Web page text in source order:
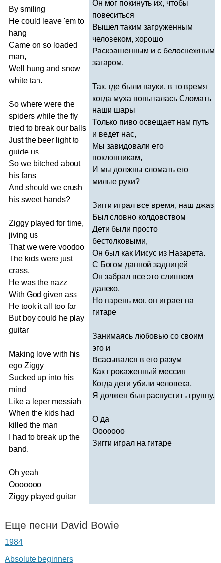
By smiling
He could leave 'em to
hang
Came on so loaded
man,
Well
hung and snow
white tan.
So where were the
spiders while the fly
tried to break our balls
Just the beer light to
guide us,
So we bitched about
his fans
And should we crush
his sweet hands?
Ziggy played for time,
jiving us
That we were voodoo
The kids were just
crass,
He was the nazz
With God given ass
He took it all too far
But boy could he play
guitar
Making love with his
ego Ziggy
Sucked up into his
mind
Like a leper messiah
When the kids had
killed the man
had to break up the
band.
Oh yeah
Ooooooo
Ziggy played guitar
Он мог покинуть их, чтобы
повеситься
Вышел таким загруженным
человеком, хорошо
Раскрашенным и с белоснежным
загаром.
Так, где были пауки, в то время
когда муха попыталась Сломать
наши шары
Только пиво освещает нам путь
и ведет нас,
Мы завидовали его
поклонникам,
И мы должны сломать его
милые руки?
Зигги играл все время, наш джаз
Был словно колдовством
Дети были просто
бестолковыми,
Он был как Иисус из Назарета,
С Богом данной задницей
Он забрал все это слишком
далеко,
Но парень мог, он играет на
гитаре
Занимаясь любовью со своим
эго и
Всасывался в его разум
Как прокаженный мессия
Когда дети убили человека,
Я должен был распустить группу.
О да
Ooooooo
Зигги играл на гитаре
Еще песни David Bowie
1984
Absolute beginners